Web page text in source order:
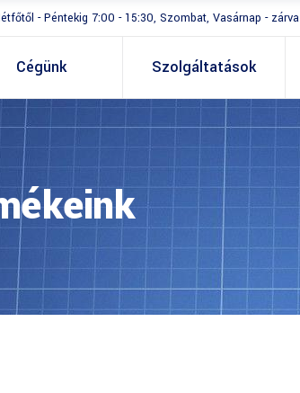
- Péntekig 7:00 - 15:30, Szombat, Vasárnap - zárva
Cégünk Szolgáltatások